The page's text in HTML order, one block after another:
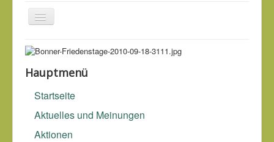
Über mich
Kontakt
Links
Archiv
Hauptmenü
Startseite
Aktuelles und Meinungen
Aktionen